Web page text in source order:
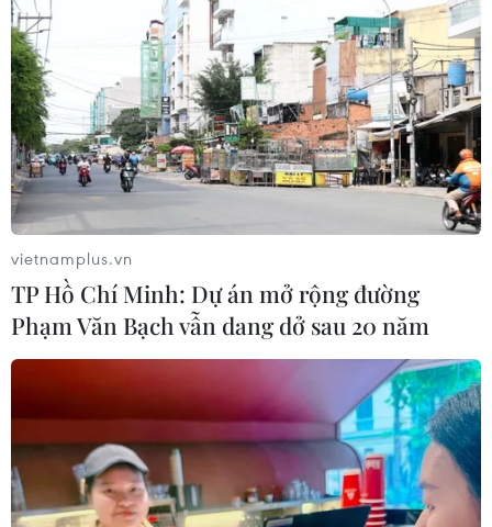
TIN CÙNG CHUYÊN MỤC
Cao điểm "100 ngày chuyển đổi số":
Chuyển động từ cơ sở
06/08/2026 09:48
vietnamplus.vn
TP Hồ Chí Minh: Dự án mở rộng đường
Phạm Văn Bạch vẫn dang dở sau 20 năm